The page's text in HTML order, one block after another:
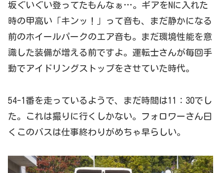
坂ぐいぐい登ってたもんなぁ…。ギアをNに入れた
時の甲高い「キンッ！」って音も、まだ静かになる
前のホイールパークのエア音も。まだ環境性能を意
識した装備が増える前ですよ。運転士さんが毎回手
動でアイドリングストップをさせていた時代。
54-1番を走っているようで、まだ時間は11：30でし
た。これは撮りに行くしかない。フォロワーさん曰
くこのバスは仕事終わりがめちゃ早らしい。